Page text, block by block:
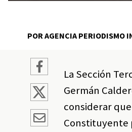
POR AGENCIA PERIODISMO
La Sección
Germán
considerar
Constituyente